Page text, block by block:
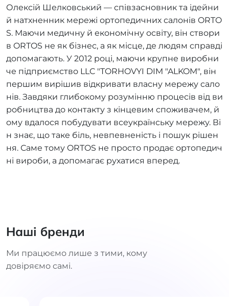
Олексій Шелковський — співзасновник та ідейни
й натхненник мережі ортопедичних салонів ORTO
S. Маючи медичну й економічну освіту, він створи
в ORTOS не як бізнес, а як місце, де людям справді
допомагають. У 2012 році, маючи крупне виробни
че підприємство LLC "TORHOVYI DIM "ALKOM", він
першим вирішив відкривати власну мережу сало
нів. Завдяки глибокому розумінню процесів від ви
робництва до контакту з кінцевим споживачем, й
ому вдалося побудувати всеукраїнську мережу. Ві
н знає, що таке біль, невпевненість і пошук рішен
ня. Саме тому ORTOS не просто продає ортопедич
ні вироби, а допомагає рухатися вперед.
Наші бренди
Ми працюємо лише з тими, кому
довіряємо самі.